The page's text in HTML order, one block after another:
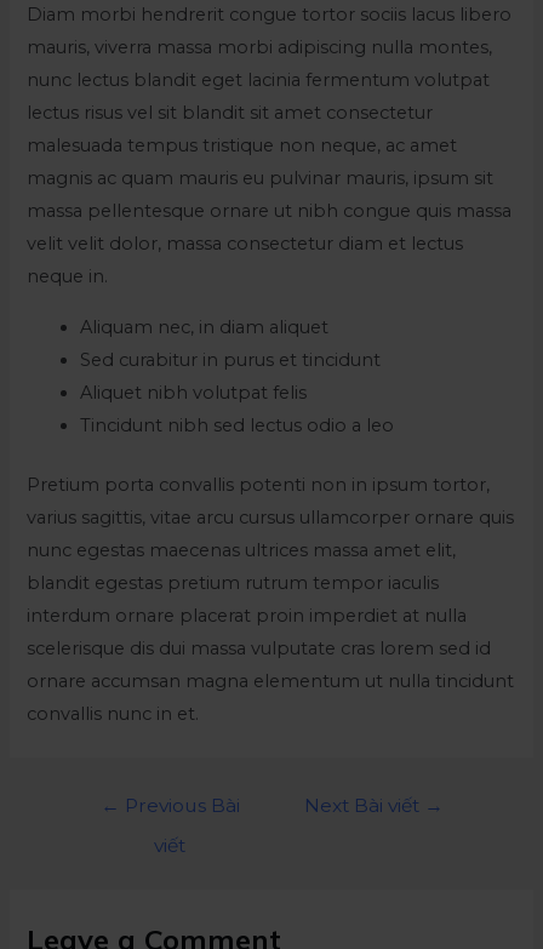
Diam morbi hendrerit congue tortor sociis lacus libero
mauris, viverra massa morbi adipiscing nulla montes,
nunc lectus blandit eget lacinia fermentum volutpat
lectus risus vel sit blandit sit amet consectetur
malesuada tempus tristique non neque, ac amet
magnis ac quam mauris eu pulvinar mauris, ipsum sit
massa pellentesque ornare ut nibh congue quis massa
velit velit dolor, massa consectetur diam et lectus
neque in.
Aliquam nec, in diam aliquet
Sed curabitur in purus et tincidunt
Aliquet nibh volutpat felis
Tincidunt nibh sed lectus odio a leo
Pretium porta convallis potenti non in ipsum tortor,
varius sagittis, vitae arcu cursus ullamcorper ornare quis
nunc egestas maecenas ultrices massa amet elit,
blandit egestas pretium rutrum tempor iaculis
interdum ornare placerat proin imperdiet at nulla
scelerisque dis dui massa vulputate cras lorem sed id
ornare accumsan magna elementum ut nulla tincidunt
convallis nunc in et.
← Previous Bài
viết
Next Bài viết →
Leave a Comment